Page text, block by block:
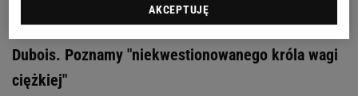
Oficjalnie: To wtedy odbędzie się walka Usyk -
Dubois. Poznamy "niekwestionowanego króla wagi
ciężkiej"
AKCEPTUJĘ